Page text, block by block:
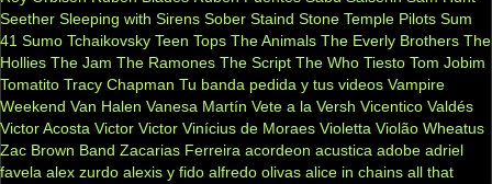
Seether Sleeping with Sirens Sober Staind Stone Temple Pilots Sum
41 Sumo Tchaikovsky Teen Tops The Animals The Everly Brothers The
Hollies The Jam The Ramones The Script The Who Tiesto Tom Jobim
Tomatito Tracy Chapman Tu banda pedida y tus videos Vampire
Weekend Van Halen Vanesa Martín Vete a la Versh Vicentico Valdés
Victor Acosta Victor Victor Vinícius de Moraes Violetta Violão Wheatus
Zac Brown Band Zacarias Ferreira acordeon acustica adobe adriel
favela alex zurdo alexis y fido alfredo olivas alice in chains all that